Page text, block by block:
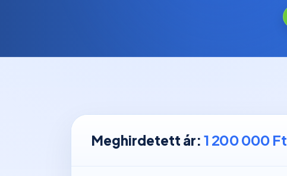
Meghirdetett ár:1 200 000 Ft